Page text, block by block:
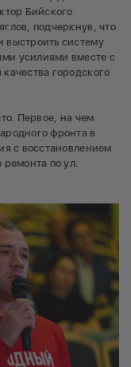
Бийского
подчеркнув, что
систему
усилиями вместе с
городского
Первое, на чем
фронта в
с восстановлением
ремонта по ул.